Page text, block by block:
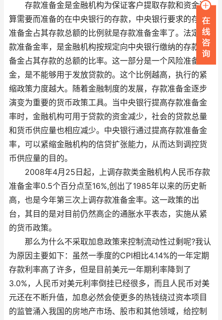
存款准备金是金融机构为保证客户提取存款和资金清
算需要而准备的在中央银行的存款，中央银行要求的存款
准备金占其存款总额的比例就是存款准备金率了。法定存
款准备金率，是金融机构按规定向中央银行缴纳的存款准
备金占其存款的总额的比率。这一部分是一个风险准备
金，是不能够用于发放贷款的。这个比例越高，执行的紧
缩政策力度越大。随着金融制度的发展，存款准备金逐步
演变为重要的货币政策工具。当中央银行提高存款准备金
率时，金融机构可用于贷款的资金减少，社会的贷款总量
和货币供应量也相应减少。中央银行通过提高存款准备金
率，可以紧缩金融机构的信贷扩张能力，从而达到调控货
币供应量的目的。
2008年4月25日起，上调存款类金融机构人民币存款
准备金率0.5个百分点至16%,创出了1985年以来的历史新
高，也是今年第三次上调存款准备金率。这一政策的出
台，其目的是对目前仍然高企的通胀水平表态，实施从紧
的货币政策。
那么为什么不采取加息政策来控制流动性过剩呢?我认
为原因主要如下：虽然一季度的CPI相比4.14%的一年定期
存款利率高了许多，但是目前美元一年期利率降到了
3.0%，人民币对美元利率倒挂已经很多，而且人民币对美
元还在不断升值，加息必然会使更多的热钱绕过资本项目
的监管涌入我国的房地产市场、股市和其他领域，给控制